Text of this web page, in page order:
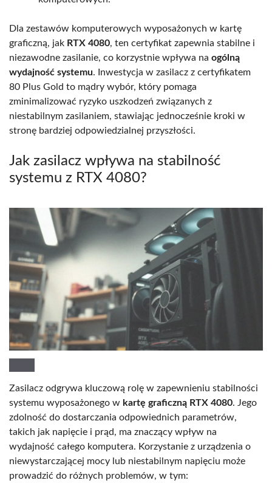
Dla zestawów komputerowych wyposażonych w kartę
graficzną, jak RTX 4080, ten certyfikat zapewnia stabilne i
niezawodne zasilanie, co korzystnie wpływa na ogólną
wydajność systemu. Inwestycja w zasilacz z certyfikatem
80 Plus Gold to mądry wybór, który pomaga
zminimalizować ryzyko uszkodzeń związanych z
niestabilnym zasilaniem, stawiając jednocześnie kroki w
stronę bardziej odpowiedzialnej przyszłości.
Jak zasilacz wpływa na stabilność
systemu z RTX 4080?
Zasilacz odgrywa kluczową rolę w zapewnieniu stabilności
systemu wyposażonego w kartę graficzną RTX 4080. Jego
zdolność do dostarczania odpowiednich parametrów,
takich jak napięcie i prąd, ma znaczący wpływ na
wydajność całego komputera. Korzystanie z urządzenia o
niewystarczającej mocy lub niestabilnym napięciu może
prowadzić do różnych problemów, w tym: